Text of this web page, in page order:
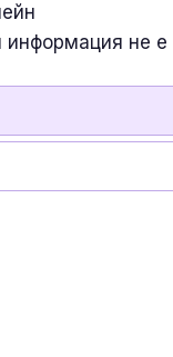
информация не е